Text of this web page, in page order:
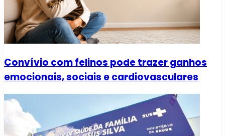
Convívio com felinos pode trazer ganhos
emocionais, sociais e cardiovasculares